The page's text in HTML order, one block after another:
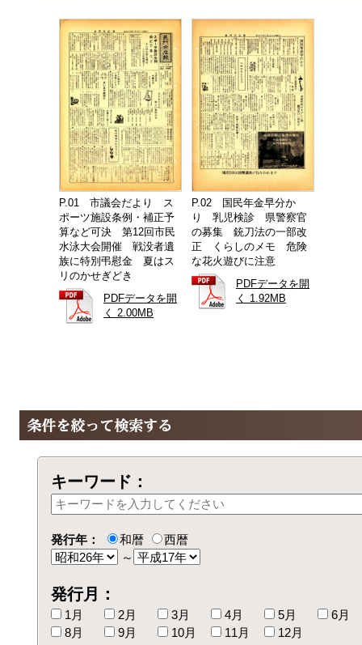
P.01 市議会だより ス
ポーツ施設条例・補正予
算など可決 第12回市民
水泳大会開催 戦没者遺
族に特別弔慰金 夏はス
リのかせぎどき
PDFデータを開
く 2.00MB
P.02 国民年金早分か
り 乳児検診 県警察官
の募集 銃刀法の一部改
正 くらしのメモ 危険
な花火遊びに注意
PDFデータを開
く 1.92MB
キーワード：
発行年： 和暦
西暦
～
発行月：
1月 2月 3月 4月 5月
6月
8月
9月 10月 11月 12月